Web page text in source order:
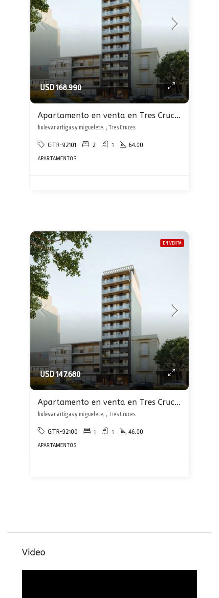
USD 168.990
Apartamento en venta en Tres Cruces
bulevar artigas y miguelete, , Tres Cruces
GTR-92101 2 1 64.00
APARTAMENTOS
EN VENTA
USD 147.680
Apartamento en venta en Tres Cruces
bulevar artigas y miguelete, , Tres Cruces
GTR-92100 1 1 46.00
APARTAMENTOS
Video